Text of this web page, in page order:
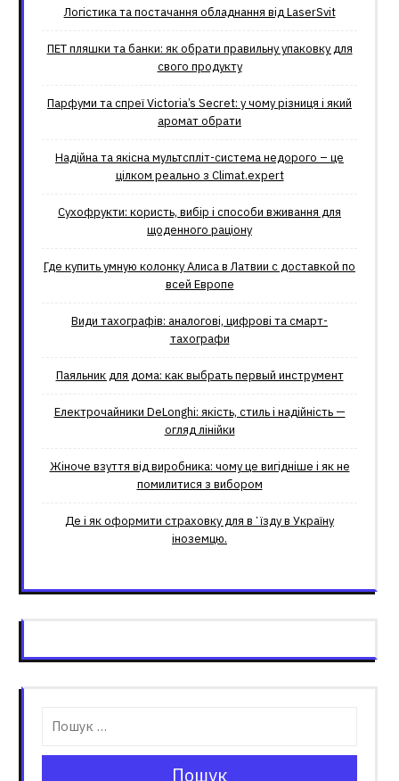
Логістика та постачання обладнання від LaserSvit
ПЕТ пляшки та банки: як обрати правильну упаковку для
свого продукту
Парфуми та спреї Victoria’s Secret: у чому різниця і який
аромат обрати
Надійна та якісна мультспліт-система недорого – це
цілком реально з Climat.еxpert
Сухофрукти: користь, вибір і способи вживання для
щоденного раціону
Где купить умную колонку Алиса в Латвии с доставкой по
всей Европе
Види тахографів: аналогові, цифрові та смарт-
тахографи
Паяльник для дома: как выбрать первый инструмент
Електрочайники DeLonghi: якість, стиль і надійність —
огляд лінійки
Жіноче взуття від виробника: чому це вигідніше і як не
помилитися з вибором
Де і як оформити страховку для вʼїзду в Україну
іноземцю.
Пошук